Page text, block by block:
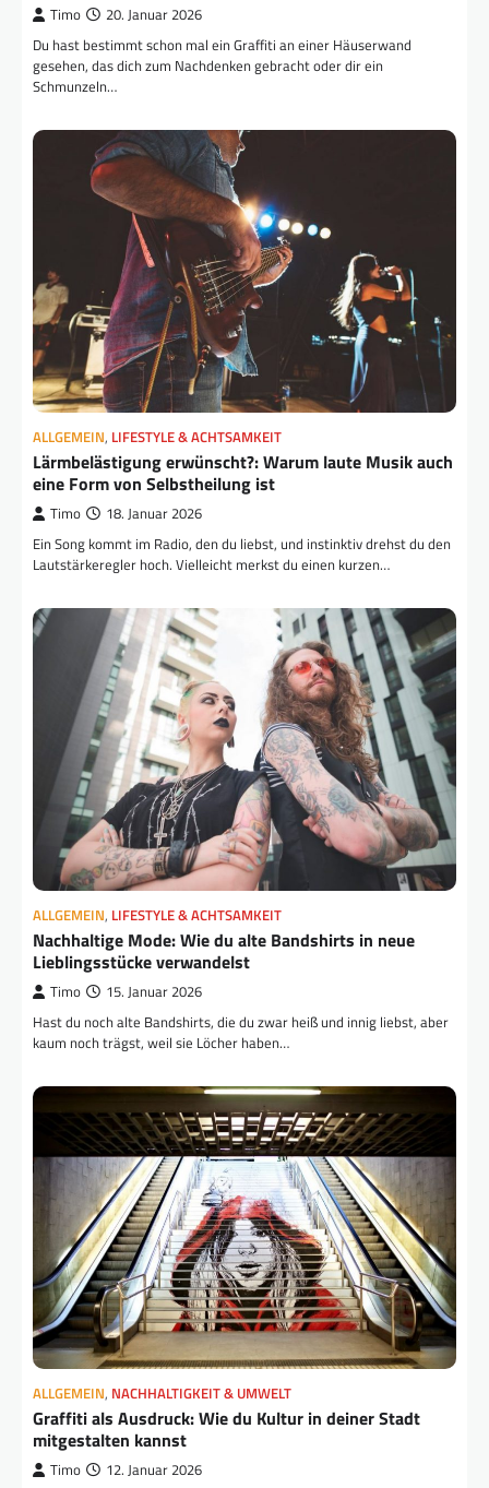
Timo 20. Januar 2026
Du hast bestimmt schon mal ein Graffiti an einer Häuserwand
gesehen, das dich zum Nachdenken gebracht oder dir ein
Schmunzeln…
ALLGEMEIN, LIFESTYLE & ACHTSAMKEIT
Lärmbelästigung erwünscht?: Warum laute Musik auch
eine Form von Selbstheilung ist
Timo 18. Januar 2026
Ein Song kommt im Radio, den du liebst, und instinktiv drehst du den
Lautstärkeregler hoch. Vielleicht merkst du einen kurzen…
ALLGEMEIN, LIFESTYLE & ACHTSAMKEIT
Nachhaltige Mode: Wie du alte Bandshirts in neue
Lieblingsstücke verwandelst
Timo 15. Januar 2026
Hast du noch alte Bandshirts, die du zwar heiß und innig liebst, aber
kaum noch trägst, weil sie Löcher haben…
ALLGEMEIN, NACHHALTIGKEIT & UMWELT
Graffiti als Ausdruck: Wie du Kultur in deiner Stadt
mitgestalten kannst
Timo 12. Januar 2026